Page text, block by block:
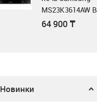
MS23K3614AW
белый
64 900 ₸
Midea MG3205X
Новинки